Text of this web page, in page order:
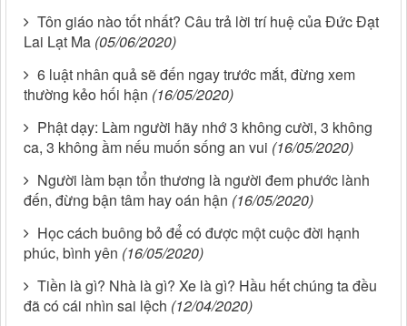
Tôn giáo nào tốt nhất? Câu trả lời trí huệ của Đức Đạt
Lai Lạt Ma (05/06/2020)
6 luật nhân quả sẽ đến ngay trước mắt, đừng xem
thường kẻo hối hận (16/05/2020)
Phật dạy: Làm người hãy nhớ 3 không cười, 3 không
ca, 3 không ầm nếu muốn sống an vui (16/05/2020)
Người làm bạn tổn thương là người đem phước lành
đến, đừng bận tâm hay oán hận (16/05/2020)
Học cách buông bỏ để có được một cuộc đời hạnh
phúc, bình yên (16/05/2020)
Tiền là gì? Nhà là gì? Xe là gì? Hầu hết chúng ta đều
đã có cái nhìn sai lệch (12/04/2020)